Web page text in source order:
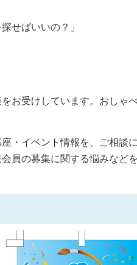
せばいいの？」
お受けしています。おしゃ
・イベント情報を、ご相談
員の募集に関する悩みなど